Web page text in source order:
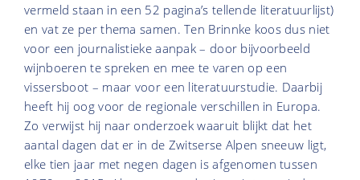
vermeld staan in een 52 pagina’s tellende literatuurlijst)
en vat ze per thema samen. Ten Brinnke koos dus niet
voor een journalistieke aanpak – door bijvoorbeeld
wijnboeren te spreken en mee te varen op een
vissersboot – maar voor een literatuurstudie. Daarbij
heeft hij oog voor de regionale verschillen in Europa.
Zo verwijst hij naar onderzoek waaruit blijkt dat het
aantal dagen dat er in de Zwitserse Alpen sneeuw ligt,
elke tien jaar met negen dagen is afgenomen tussen